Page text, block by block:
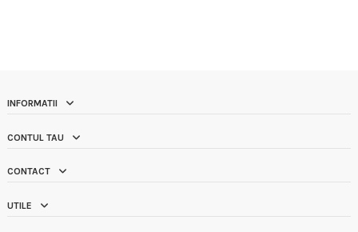
INFORMATII
CONTUL TAU
CONTACT
UTILE